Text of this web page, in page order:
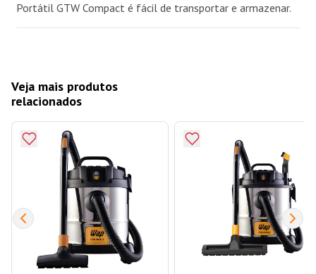
Portátil GTW Compact é fácil de transportar e armazenar.
Veja mais produtos
relacionados